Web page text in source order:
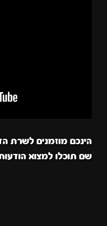
הינכם מוזמנים לשרת
שם תוכלו למצוא